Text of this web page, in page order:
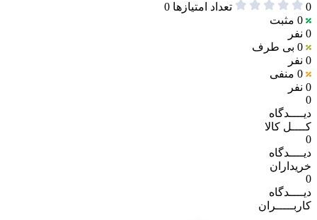
0 تعداد امتیازها 0
0 مثبت
0 نفر
0 بی طرف
0 نفر
0 منفی
0 نفر
0
دیــــدگاه
کــــل کالا
0
دیــــدگاه
خریداران
0
دیــــدگاه
کاربـــــران